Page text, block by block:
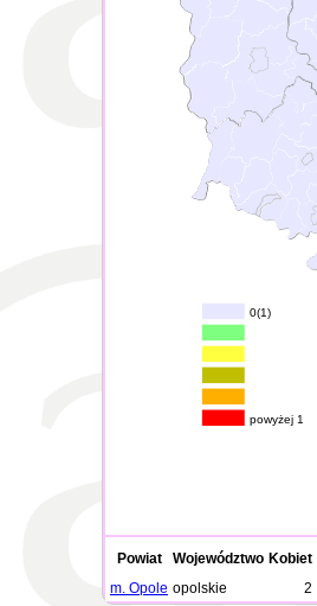
0(1)
powyżej 1
Powiat Województwo Kobiet
m. Opole opolskie 2